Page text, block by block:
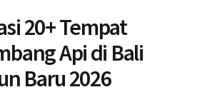
20+ Tempat
Api di Bali
Baru 2026